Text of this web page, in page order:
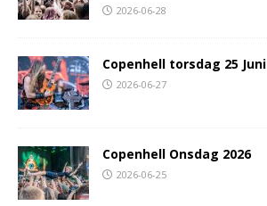
2026-06-28
Copenhell torsdag 25 Juni
2026-06-27
Copenhell Onsdag 2026
2026-06-25